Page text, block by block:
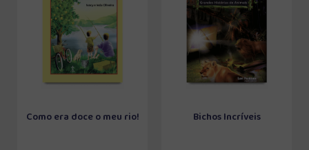
Como era doce o meu rio! Bichos Incríveis